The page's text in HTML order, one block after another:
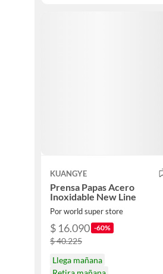
KUANGYE
Prensa Papas Acero
Inoxidable New Line
Por world super store
$ 16.090 -60%
$ 40.225
Llega mañana